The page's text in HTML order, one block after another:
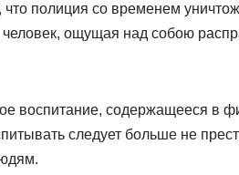
полиция со временем
человек, ощущая над собою
воспитание, содержащееся в
следует больше не